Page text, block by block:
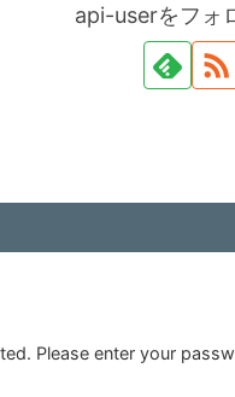
api-userをフォ
Please enter your